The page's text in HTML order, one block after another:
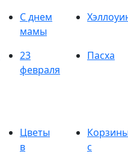
С днем
мамы
23
февраля
Пасха
Цветы
в
с